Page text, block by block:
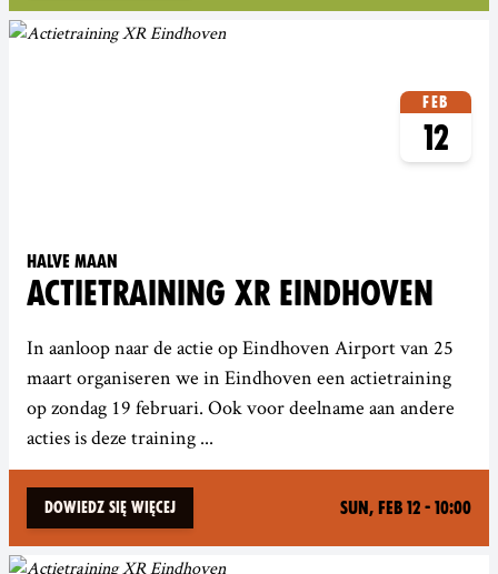
Feb
12
Halve Maan
ACTIETRAINING XR EINDHOVEN
In aanloop naar de actie op Eindhoven Airport van 25
maart organiseren we in Eindhoven een actietraining
op zondag 19 februari. Ook voor deelname aan andere
acties is deze training ...
Dowiedz się więcej Sun, Feb 12 - 10:00